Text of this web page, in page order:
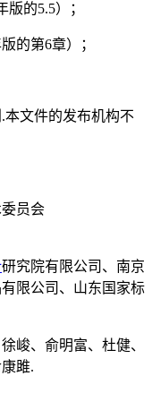
的5.5）；
的第6章）；
本文件的发布机构不
员会
研究院有限公司、南京
限公司、山东国家标
峻、俞明富、杜健、
雎.